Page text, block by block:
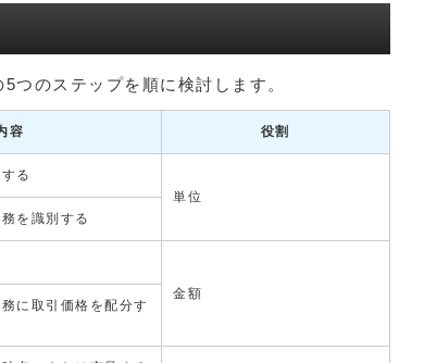
つのステップを順に検討します。
容 役割
る
単位
を識別する
金額
に取引価格を配分す